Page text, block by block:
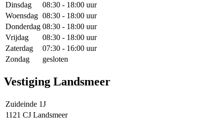
Dinsdag
08:30 - 18:00 uur
Woensdag 08:30 - 18:00 uur
Donderdag 08:30 - 18:00 uur
Vrijdag
08:30 - 18:00 uur
Zaterdag
07:30 - 16:00 uur
Zondag
gesloten
Vestiging Landsmeer
Zuideinde 1J
1121 CJ Landsmeer